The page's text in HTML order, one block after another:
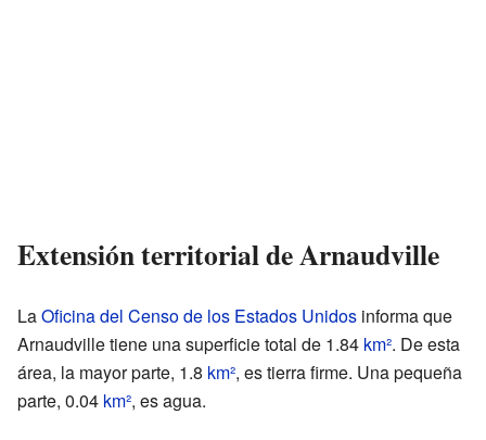
Extensión territorial de Arnaudville
LaOficina del Censo de los Estados Unidos informa que
Arnaudville tiene una superficie total de 1.84 km². De esta
área, la mayor parte, 1.8 km², es tierra firme. Una pequeña
parte, 0.04 km², es agua.